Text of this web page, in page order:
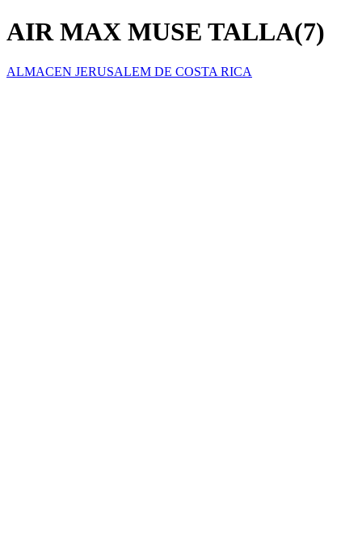
AIR MAX MUSE TALLA(7)
ALMACEN JERUSALEM DE COSTA RICA